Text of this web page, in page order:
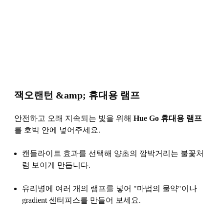
잭오랜턴 &amp; 휴대용 램프
안전하고 오래 지속되는 빛을 위해 Hue Go 휴대용 ​​램프
를 호박 안에 넣어주세요.
캔들라이트 효과를 선택해 양초의 깜박거리는 불꽃처
럼 보이게 만듭니다.
유리병에 여러 개의 램프를 넣어 "마법의 물약"이나
gradient 센터피스를 만들어 보세요.